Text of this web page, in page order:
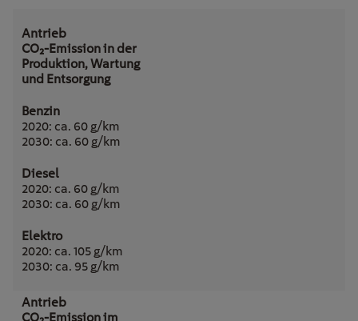
CO₂-Emission in der
Produktion, Wartung
und Entsorgung
2020: ca. 60 g/km
2030: ca. 60 g/km
2020: ca. 60 g/km
2030: ca. 60 g/km
2020: ca. 105 g/km
2030: ca. 95 g/km
CO₂-Emission im